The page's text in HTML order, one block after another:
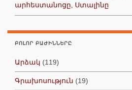
արհեստանոցը, Ստալինը
ԲՈԼՈՐ ԲԱԺԻՆՆԵՐԸ
Արձակ (119)
Գրախոսություն (19)